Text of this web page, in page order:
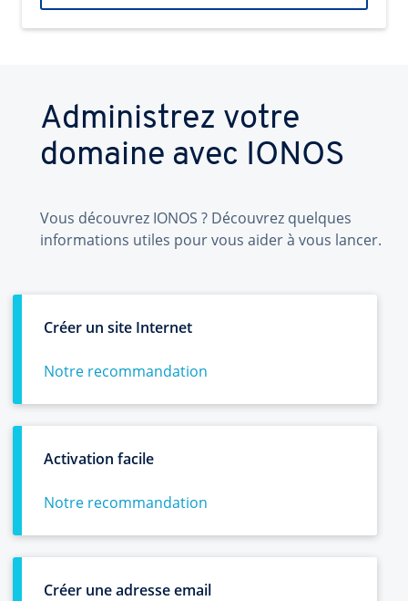
Administrez votre
domaine avec IONOS
Vous découvrez IONOS ? Découvrez quelques
informations utiles pour vous aider à vous lancer.
Créer un site Internet
Notre recommandation
Activation facile
Notre recommandation
Créer une adresse email